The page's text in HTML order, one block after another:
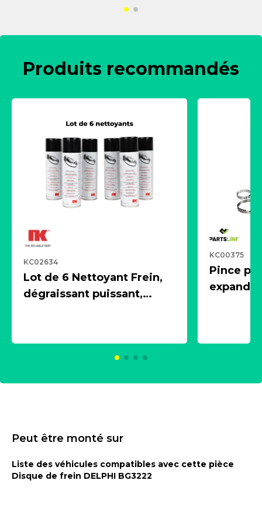
Produits recommandés
KC02634
Lot de 6 Nettoyant Frein,
dégraissant puissant,
KC00375
Pince
Peut être monté sur
Liste des véhicules compatibles avec cette pièce
Disque de frein DELPHI BG3222